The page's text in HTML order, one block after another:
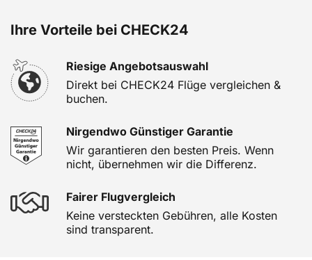
Ihre Vorteile bei CHECK24
Riesige Angebotsauswahl
Direkt bei CHECK24 Flüge vergleichen &
buchen.
Nirgendwo Günstiger Garantie
Wir garantieren den besten Preis. Wenn
nicht, übernehmen wir die Differenz.
Fairer Flugvergleich
Keine versteckten Gebühren, alle Kosten
sind transparent.